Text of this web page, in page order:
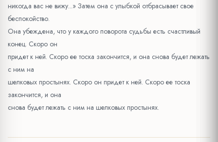
никогда вас не вижу...» Затем она с улыбкой отбрасывает свое
беспокойство.
Она убеждена, что у каждого поворота судьбы есть счастливый
конец. Скоро он
придет к ней. Скоро ее тоска закончится, и она снова будет лежать
с ним на
шелковых простынях. Скоро он придет к ней. Скоро ее тоска
закончится, и она
снова будет лежать с ним на шелковых простынях.